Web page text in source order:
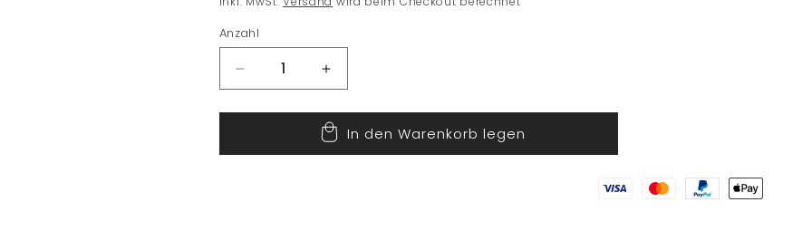
Anzahl
Verringere
die
Menge
Fisch
Erhöhe
die
Menge
für
Fisch
In den Warenkorb legen